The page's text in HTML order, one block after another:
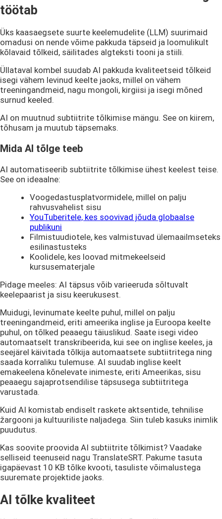
töötab
Üks kaasaegsete suurte keelemudelite (LLM) suurimaid
omadusi on nende võime pakkuda täpseid ja loomulikult
kõlavaid tõlkeid, säilitades algteksti tooni ja stiili.
Üllataval kombel suudab AI pakkuda kvaliteetseid tõlkeid
isegi vähem levinud keelte jaoks, millel on vähem
treeningandmeid, nagu mongoli, kirgiisi ja isegi mõned
surnud keeled.
AI on muutnud subtiitrite tõlkimise mängu. See on kiirem,
tõhusam ja muutub täpsemaks.
Mida AI tõlge teeb
AI automatiseerib subtiitrite tõlkimise ühest keelest teise.
See on ideaalne:
Voogedastusplatvormidele, millel on palju
rahvusvahelist sisu
YouTuberitele, kes soovivad jõuda globaalse
publikuni
Filmistuudiotele, kes valmistuvad ülemaailmseteks
esilinastusteks
Koolidele, kes loovad mitmekeelseid
kursusematerjale
Pidage meeles: AI täpsus võib varieeruda sõltuvalt
keelepaarist ja sisu keerukusest.
Muidugi, levinumate keelte puhul, millel on palju
treeningandmeid, eriti ameerika inglise ja Euroopa keelte
puhul, on tõlked peaaegu täiuslikud. Saate isegi video
automaatselt transkribeerida, kui see on inglise keeles, ja
seejärel käivitada tõlkija automaatsete subtiitritega ning
saada korraliku tulemuse. AI suudab inglise keelt
emakeelena kõnelevate inimeste, eriti Ameerikas, sisu
peaaegu sajaprotsendilise täpsusega subtiitritega
varustada.
Kuid AI komistab endiselt raskete aktsentide, tehnilise
žargooni ja kultuuriliste naljadega. Siin tuleb kasuks inimlik
puudutus.
Kas soovite proovida AI subtiitrite tõlkimist? Vaadake
selliseid teenuseid nagu TranslateSRT. Pakume tasuta
igapäevast 10 KB tõlke kvooti, tasuliste võimalustega
suuremate projektide jaoks.
AI tõlke kvaliteet